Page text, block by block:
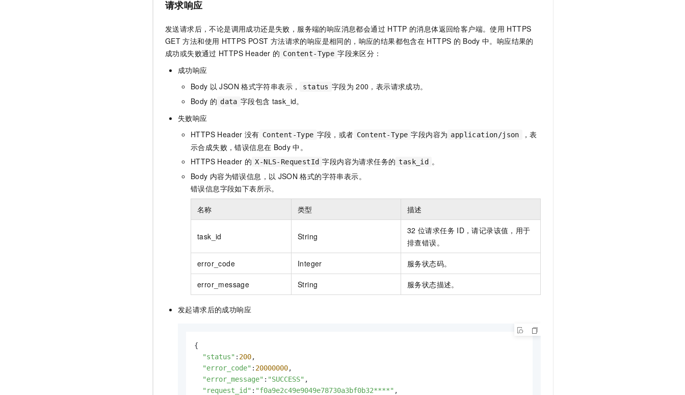
请求响应
发送请求后，不论是调用成功还是失败，服务端的响应消息都会通过 HTTP 的消息体返回给客户端。使用 HTTPS
GET 方法和使用 HTTPS POST 方法请求的响应是相同的，响应的结果都包含在 HTTPS 的 Body 中。响应结果的
成功或失败通过 HTTPS Header 的 Content-Type 字段来区分：
成功响应
Body 以 JSON 格式字符串表示， status 字段为 200，表示请求成功。
Body 的 data 字段包含 task_id。
失败响应
HTTPS Header 没有 Content-Type 字段，或者 Content-Type 字段内容为 application/json
，表
示合成失败，错误信息在 Body 中。
HTTPS Header 的 X-NLS-RequestId 字段内容为请求任务的 task_id
。
Body 内容为错误信息，以 JSON 格式的字符串表示。
错误信息字段如下表所示。
名称 类型 描述
task_id String
32 位请求任务 ID，请记录该值，用于
排查错误。
error_code Integer 服务状态码。
error_message String 服务状态描述。
发起请求后的成功响应
{
"status" : 200,
"error_code" : 20000000,
"error_message" : "SUCCESS" ,
"request_id" : "f0a9e2c49e9049e78730a3bf0b32****" ,